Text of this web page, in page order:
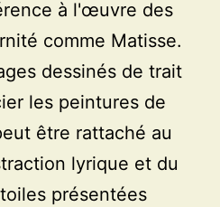
à l'œuvre des
comme Matisse.
dessinés de trait
les peintures de
être rattaché au
lyrique et du
présentées